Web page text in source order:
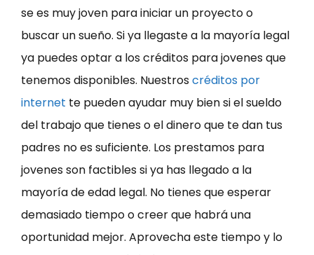
se es muy joven para iniciar un proyecto o
buscar un sueño. Si ya llegaste a la mayoría legal
ya puedes optar a los créditos para jovenes que
tenemos disponibles. Nuestroscréditos por
internet te pueden ayudar muy bien si el sueldo
del trabajo que tienes o el dinero que te dan tus
padres no es suficiente. Los prestamos para
jovenes son factibles si ya has llegado a la
mayoría de edad legal. No tienes que esperar
demasiado tiempo o creer que habrá una
oportunidad mejor. Aprovecha este tiempo y lo